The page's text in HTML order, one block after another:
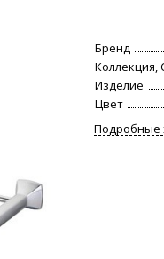
Бренд
Коллекция,
Изделие
Цвет
Подробные